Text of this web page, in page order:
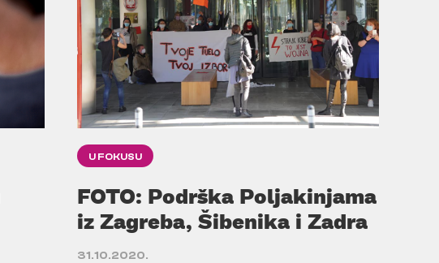
U FOKUSU
FOTO: Podrška Poljakinjama
iz Zagreba, Šibenika i Zadra
31.10.2020.